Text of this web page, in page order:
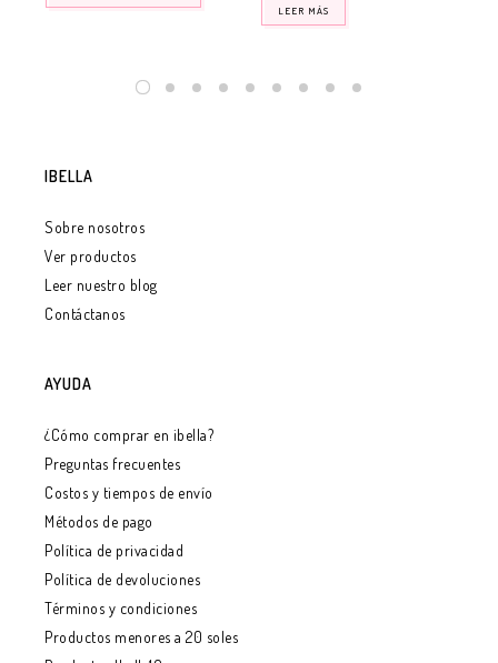
LEER MÁS
IBELLA
Sobre nosotros
Ver productos
Leer nuestro blog
Contáctanos
AYUDA
¿Cómo comprar en ibella?
Preguntas frecuentes
Costos y tiempos de envío
Métodos de pago
Política de privacidad
Política de devoluciones
Términos y condiciones
Productos menores a 20 soles